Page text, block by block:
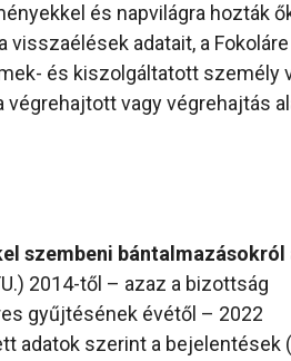
és napvilágra hozták
adatait, a Fokoláre
és kiszolgáltatott személy
végrehajtott vagy végrehajtás
szembeni bántalmazásokról
2014-től – azaz a bizottság
gyűjtésének évétől – 2022
adatok szerint a bejelentések